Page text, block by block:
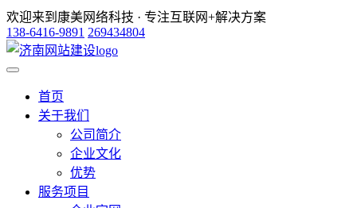
欢迎来到康美网络科技 · 专注互联网+解决方案
138-6416-9891 269434804
首页
关于我们
公司简介
企业文化
优势
服务项目